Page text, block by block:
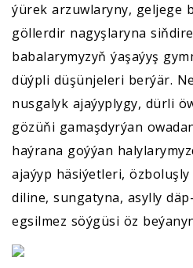
ýürek arzuwlaryny, geljege
göllerdir nagyşlaryna
babalarymyzyň ýaşaýyş
düýpli düşünjeleri berýär.
nusgalyk ajaýyplygy, dürli
gözüňi gamaşdyrýan
haýrana goýýan
ajaýyp häsiýetleri,
diline, sungatyna, asylly
egsilmez söýgüsi öz